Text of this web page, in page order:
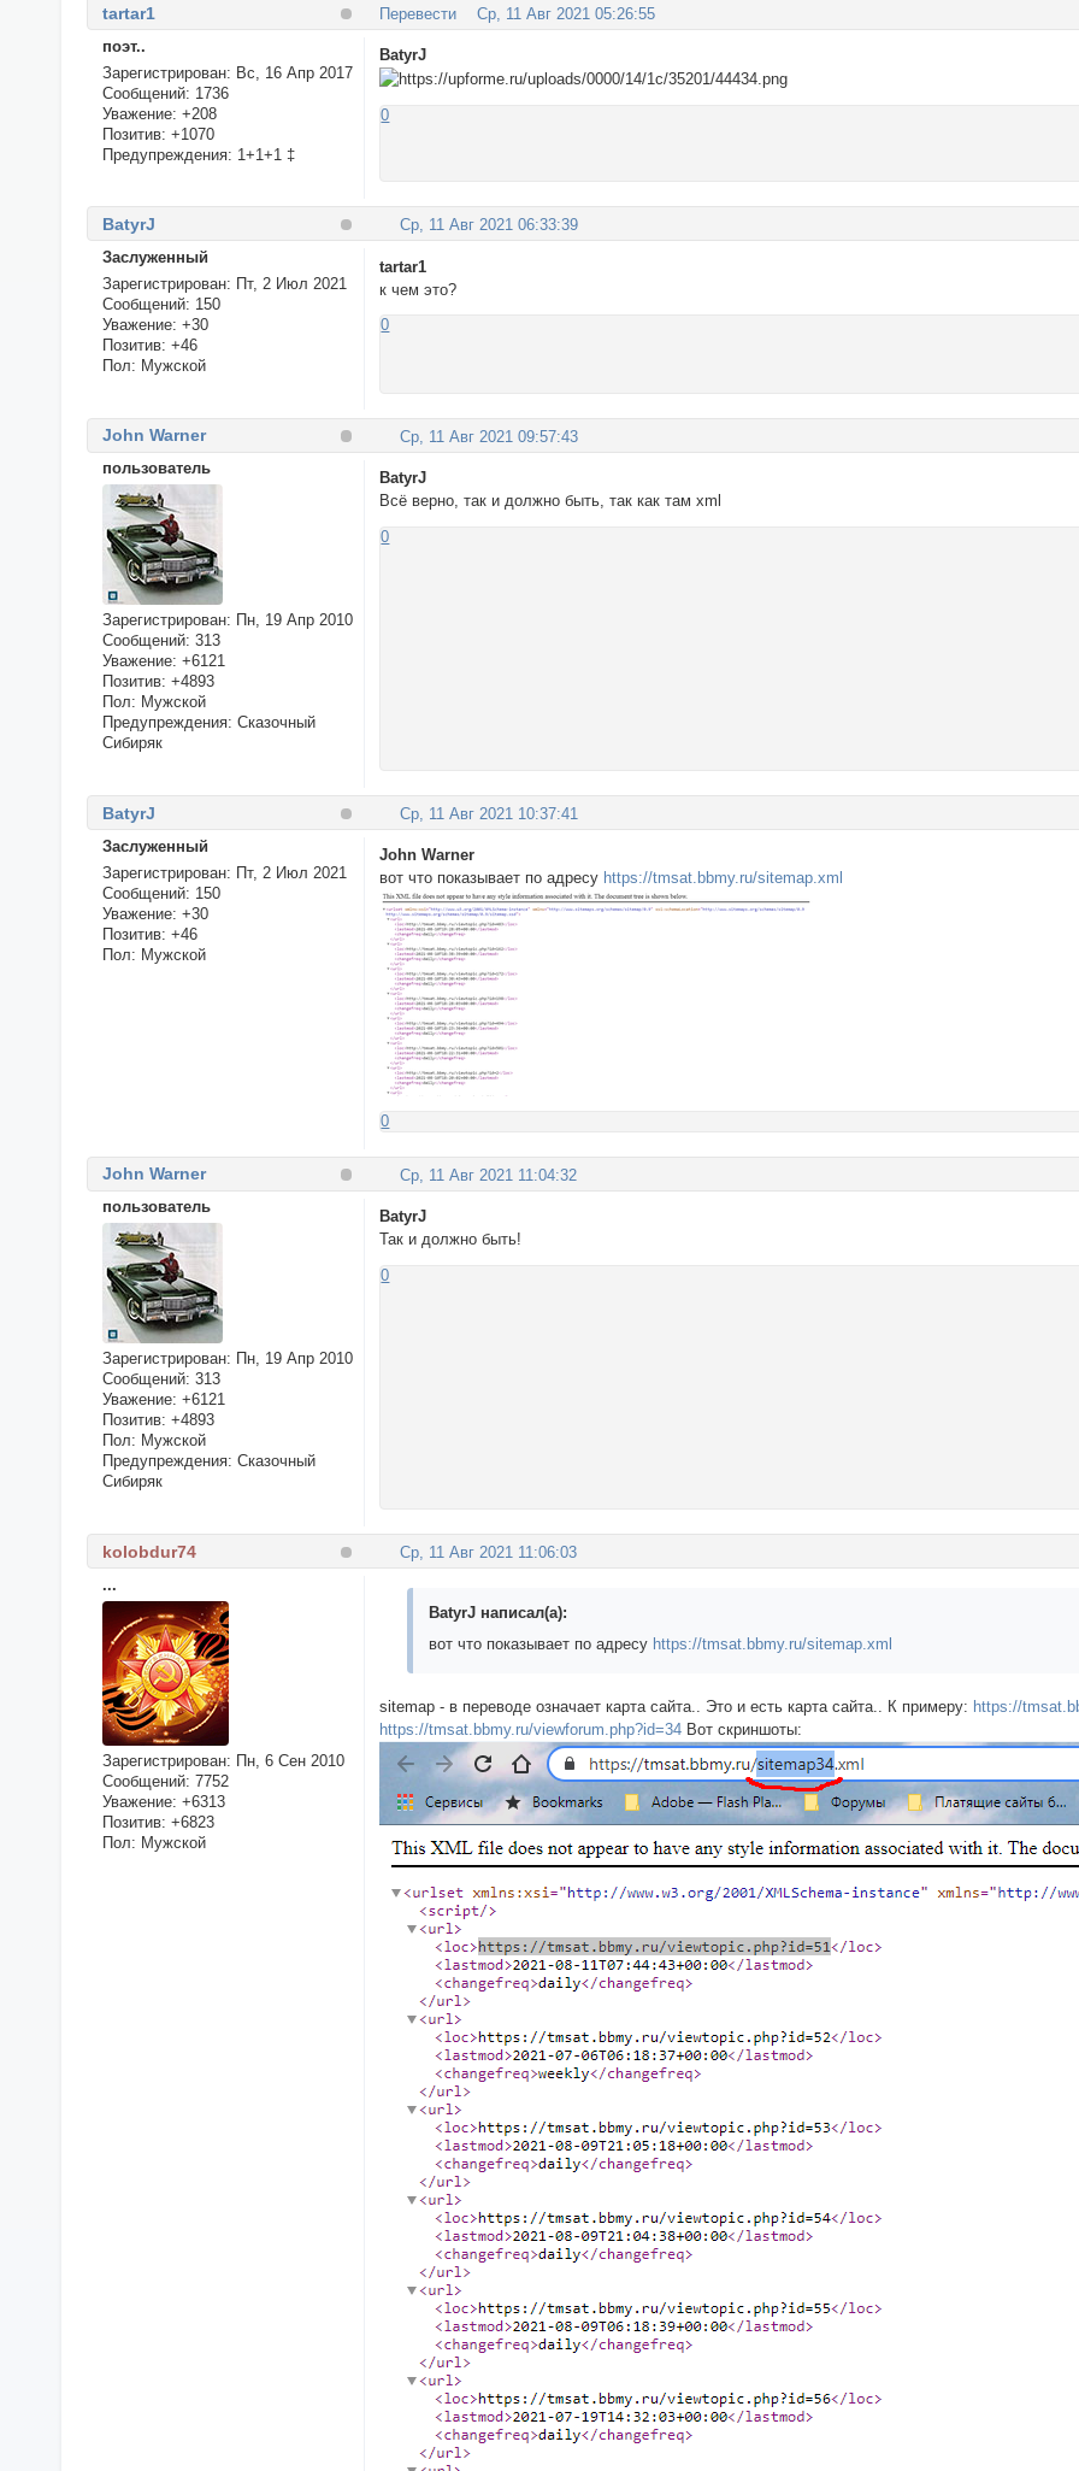
Перевести Ср, 11 Авг 2021 05:26:55
tartar1
поэт..
Зарегистрирован: Вс, 16 Апр 2017
Сообщений: 1736
Уважение: +208
Позитив: +1070
Предупреждения: 1+1+1 ‡
BatyrJ
0
Ср, 11 Авг 2021 06:33:39
BatyrJ
Заслуженный
Зарегистрирован: Пт, 2 Июл 2021
Сообщений: 150
Уважение: +30
Позитив: +46
Пол: Мужской
tartar1
к чем это?
0
Ср, 11 Авг 2021 09:57:43
John Warner
пользователь
Зарегистрирован: Пн, 19 Апр 2010
Сообщений: 313
Уважение: +6121
Позитив: +4893
Пол: Мужской
Предупреждения: Сказочный
Сибиряк
BatyrJ
Всё верно, так и должно быть, так как там xml
0
Ср, 11 Авг 2021 10:37:41
BatyrJ
Заслуженный
Зарегистрирован: Пт, 2 Июл 2021
Сообщений: 150
Уважение: +30
Позитив: +46
Пол: Мужской
John Warner
вот что показывает по адресу https://tmsat.bbmy.ru/sitemap.xml
0
Ср, 11 Авг 2021 11:04:32
John Warner
пользователь
Зарегистрирован: Пн, 19 Апр 2010
Сообщений: 313
Уважение: +6121
Позитив: +4893
Пол: Мужской
Предупреждения: Сказочный
Сибиряк
BatyrJ
Так и должно быть!
0
Ср, 11 Авг 2021 11:06:03
kolobdur74
...
Зарегистрирован: Пн, 6 Сен 2010
Сообщений: 7752
Уважение: +6313
Позитив: +6823
Пол: Мужской
BatyrJ написал(а):
вот что показывает по адресу https://tmsat.bbmy.ru/sitemap.xml
sitemap - в переводе означает карта сайта.. Это и есть карта сайта.. К примеру: https://
https://tmsat.bbmy.ru/viewforum.php?id=34 Вот скриншоты: